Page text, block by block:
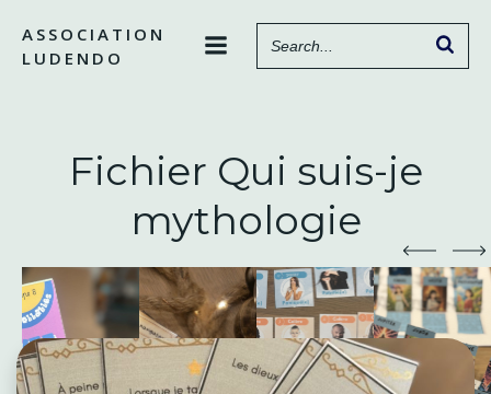
contenu
ASSOCIATION
LUDENDO
Fichier Qui suis-je
mythologie